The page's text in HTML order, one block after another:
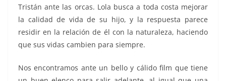
Tristán ante las orcas. Lola busca a toda costa mejorar
la calidad de vida de su hijo, y la respuesta parece
residir en la relación de él con la naturaleza, haciendo
que sus vidas cambien para siempre.
Nos encontramos ante un bello y cálido film que tiene